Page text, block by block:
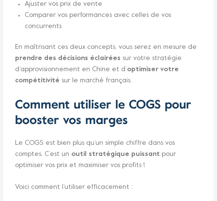
Ajuster vos prix de vente
Comparer vos performances avec celles de vos
concurrents
En maîtrisant ces deux concepts, vous serez en mesure de
prendre des décisions éclairées sur votre stratégie
d’approvisionnement en Chine et d’ optimiser votre
compétitivité sur le marché français.
Comment utiliser le COGS pour
booster vos marges
Le COGS est bien plus qu’un simple chiffre dans vos
comptes. C’est un outil stratégique puissant pour
optimiser vos prix et maximiser vos profits !
Voici comment l’utiliser efficacement :